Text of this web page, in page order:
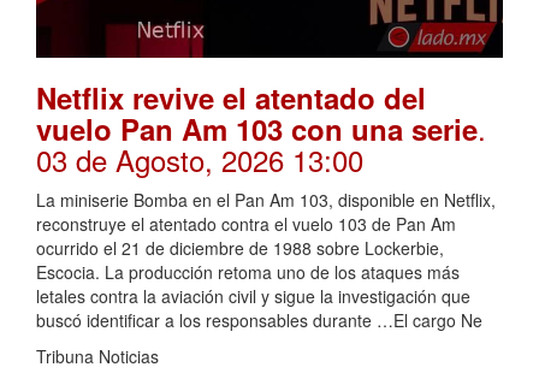
Netflix revive el atentado del
vuelo Pan Am 103 con una serie.
03 de Agosto, 2026 13:00
La miniserie Bomba en el Pan Am 103, disponible en Netflix,
reconstruye el atentado contra el vuelo 103 de Pan Am
ocurrido el 21 de diciembre de 1988 sobre Lockerbie,
Escocia. La producción retoma uno de los ataques más
letales contra la aviación civil y sigue la investigación que
buscó identificar a los responsables durante …El cargo Ne
Tribuna Noticias